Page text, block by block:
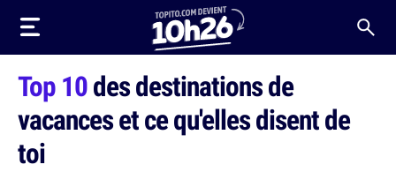
Top 10des destinations de
vacances et ce qu'elles disent de
toi